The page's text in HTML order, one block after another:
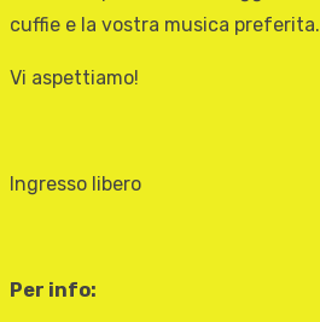
cuffie e la vostra musica preferita.
Vi aspettiamo!
Ingresso libero
Per info: